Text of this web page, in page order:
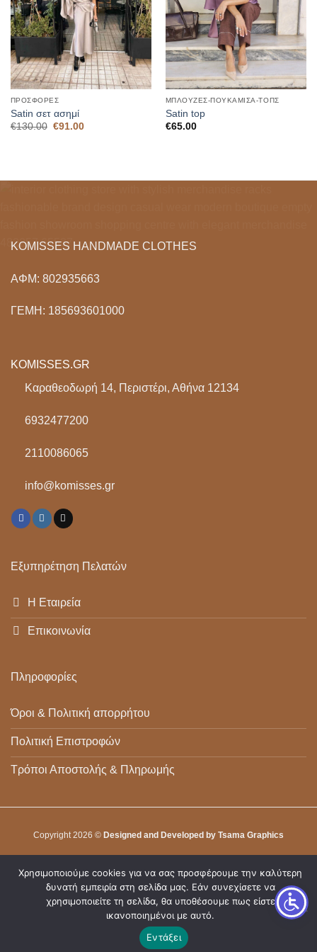
ΠΡΟΣΦΟΡΈΣ
Satin σετ ασημί
€130.00 Original
€91.00Η
ΜΠΛΟΎΖΕΣ-ΠΟΥΚΆΜΙΣΑ-ΤΟΠΣ
Satin top
€65.00
KOMISSES HANDMADE CLOTHES
ΑΦΜ: 802935663
ΓΕΜΗ: 185693601000
Εξυπηρέτηση Πελατών
Η Εταιρεία
Επικοινωνία
Πληροφορίες
Όροι & Πολιτική απορρήτου
Πολιτική Επιστροφών
Τρόποι Αποστολής & Πληρωμής
KOMISSES.GR
Καραθεοδωρή 14, Περιστέρι, Αθήνα 12134
6932477200
2110086065
info@komisses.gr
Copyright 2026 © Designed and Developed by Tsama Graphics
Χρησιμοποιούμε cookies για να σας προσφέρουμε την καλύτερη
δυνατή εμπειρία στη σελίδα μας. Εάν συνεχίσετε να
χρησιμοποιείτε τη σελίδα, θα υποθέσουμε πως είστε
ικανοποιημένοι με αυτό.
Εντάξει